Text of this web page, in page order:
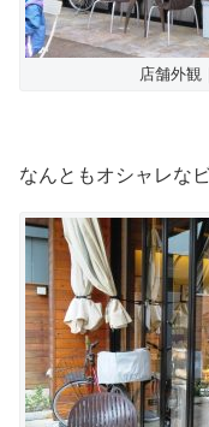
店舗外観
なんともオシャレな